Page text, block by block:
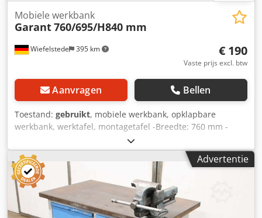
Wiefelstede 395 km
Mobiele werkbank
Garant760/695/H840 mm
€ 190
Vaste prijs excl. btw
Aanvragen Bellen
Toestand: gebruikt, mobiele werkbank, opklapbare
werkbank, werktafel, montagetafel -Breedte: 760 mm -
Diepte: 695 mm -Hoogte: 840 mm -Aantal: 1x bankschroef -
Maten: 760/695/H840 mm -gewicht: 49 kg Dwedpfxsd A Th
Es Ahnsa
Advertentie